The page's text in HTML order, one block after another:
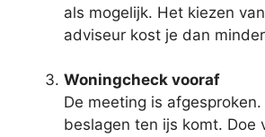
als mogelijk. Het kiezen
adviseur kost je dan
Woningcheck vooraf
De meeting is
beslagen ten ijs komt. Doe